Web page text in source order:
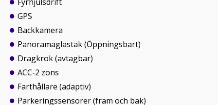
GPS
Backkamera
Panoramaglastak (Öppningsbart)
Dragkrok (avtagbar)
ACC-2 zons
Farthållare (adaptiv)
Parkeringssensorer (fram och bak)